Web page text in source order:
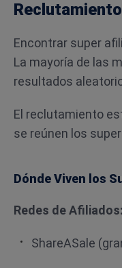
Encontrar super
La mayoría de las
resultados
El reclutamiento
se reúnen los
Dónde Viven los
Redes de Afiliados:
ShareASale